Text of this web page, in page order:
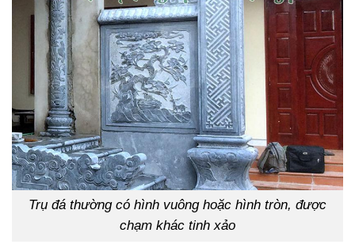
Trụ đá thường có hình vuông hoặc hình tròn, được
chạm khác tinh xảo